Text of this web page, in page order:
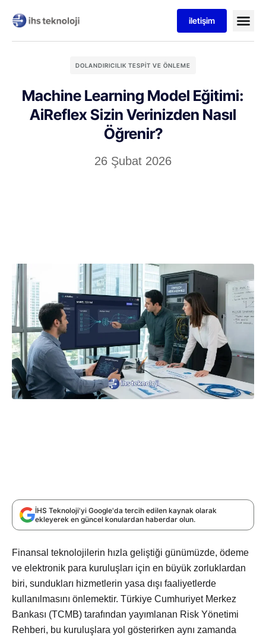
iletişim
DOLANDIRICILIK TESPIT VE ÖNLEME
Machine Learning Model Eğitimi:
AiReflex Sizin Verinizden Nasıl
Öğrenir?
26 Şubat 2026
İHS Teknoloji'yi Google'da tercih edilen kaynak olarak
ekleyerek en güncel konulardan haberdar olun.
Finansal teknolojilerin hızla geliştiği günümüzde, ödeme
ve elektronik para kuruluşları için en büyük zorluklardan
biri, sundukları hizmetlerin yasa dışı faaliyetlerde
kullanılmasını önlemektir. Türkiye Cumhuriyet Merkez
Bankası (TCMB) tarafından yayımlanan Risk Yönetimi
Rehberi, bu kuruluşlara yol gösterirken aynı zamanda